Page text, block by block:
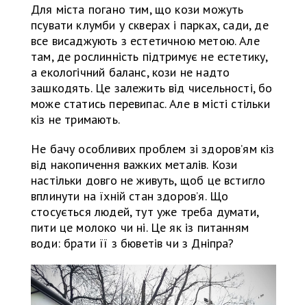
Для міста погано тим, що кози можуть
псувати клумби у скверах і парках, сади, де
все висаджують з естетичною метою. Але
там, де рослинність підтримує не естетику,
а екологічний баланс, кози не надто
зашкодять. Це залежить від чисельності, бо
може статись перевипас. Але в місті стільки
кіз не тримають.
Не бачу особливих проблем зі здоров’ям кіз
від накопичення важких металів. Кози
настільки довго не живуть, щоб це встигло
вплинути на їхній стан здоров’я. Що
стосується людей, тут уже треба думати,
пити це молоко чи ні. Це як із питанням
води: брати її з бюветів чи з Дніпра?